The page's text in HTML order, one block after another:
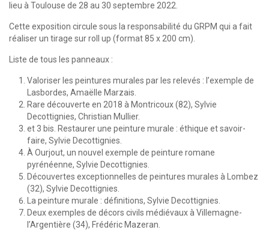
lieu à Toulouse de 28 au 30 septembre 2022.
Cette exposition circule sous la responsabilité du GRPM qui a fait
réaliser un tirage sur roll up (format 85 x 200 cm).
Liste de tous les panneaux :
Valoriser les peintures murales par les relevés : l’exemple de
Lasbordes, Amaëlle Marzais.
Rare découverte en 2018 à Montricoux (82), Sylvie
Decottignies, Christian Mullier.
et 3 bis. Restaurer une peinture murale : éthique et savoir-
faire, Sylvie Decottignies.
À Ourjout, un nouvel exemple de peinture romane
pyrénéenne, Sylvie Decottignies.
Découvertes exceptionnelles de peintures murales à Lombez
(32), Sylvie Decottignies.
La peinture murale : définitions, Sylvie Decottignies.
Deux exemples de décors civils médiévaux à Villemagne-
l’Argentière (34), Frédéric Mazeran.